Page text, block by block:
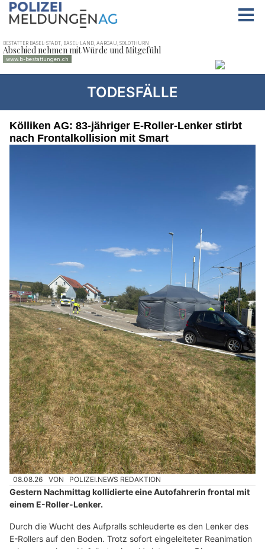
TODESFÄLLE
Kölliken AG: 83-jähriger E-Roller-Lenker stirbt
nach Frontalkollision mit Smart
08.08.26 VON POLIZEI.NEWS REDAKTION
Gestern Nachmittag kollidierte eine Autofahrerin frontal mit
einem E-Roller-Lenker.
Durch die Wucht des Aufpralls schleuderte es den Lenker des
E-Rollers auf den Boden. Trotz sofort eingeleiteter Reanimation